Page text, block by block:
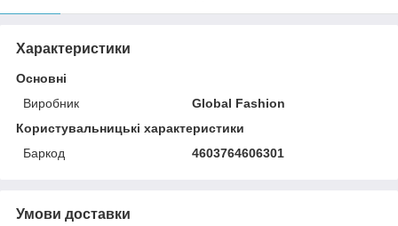
Характеристики
Основні
Виробник
Global Fashion
Користувальницькі характеристики
Баркод
4603764606301
Умови доставки